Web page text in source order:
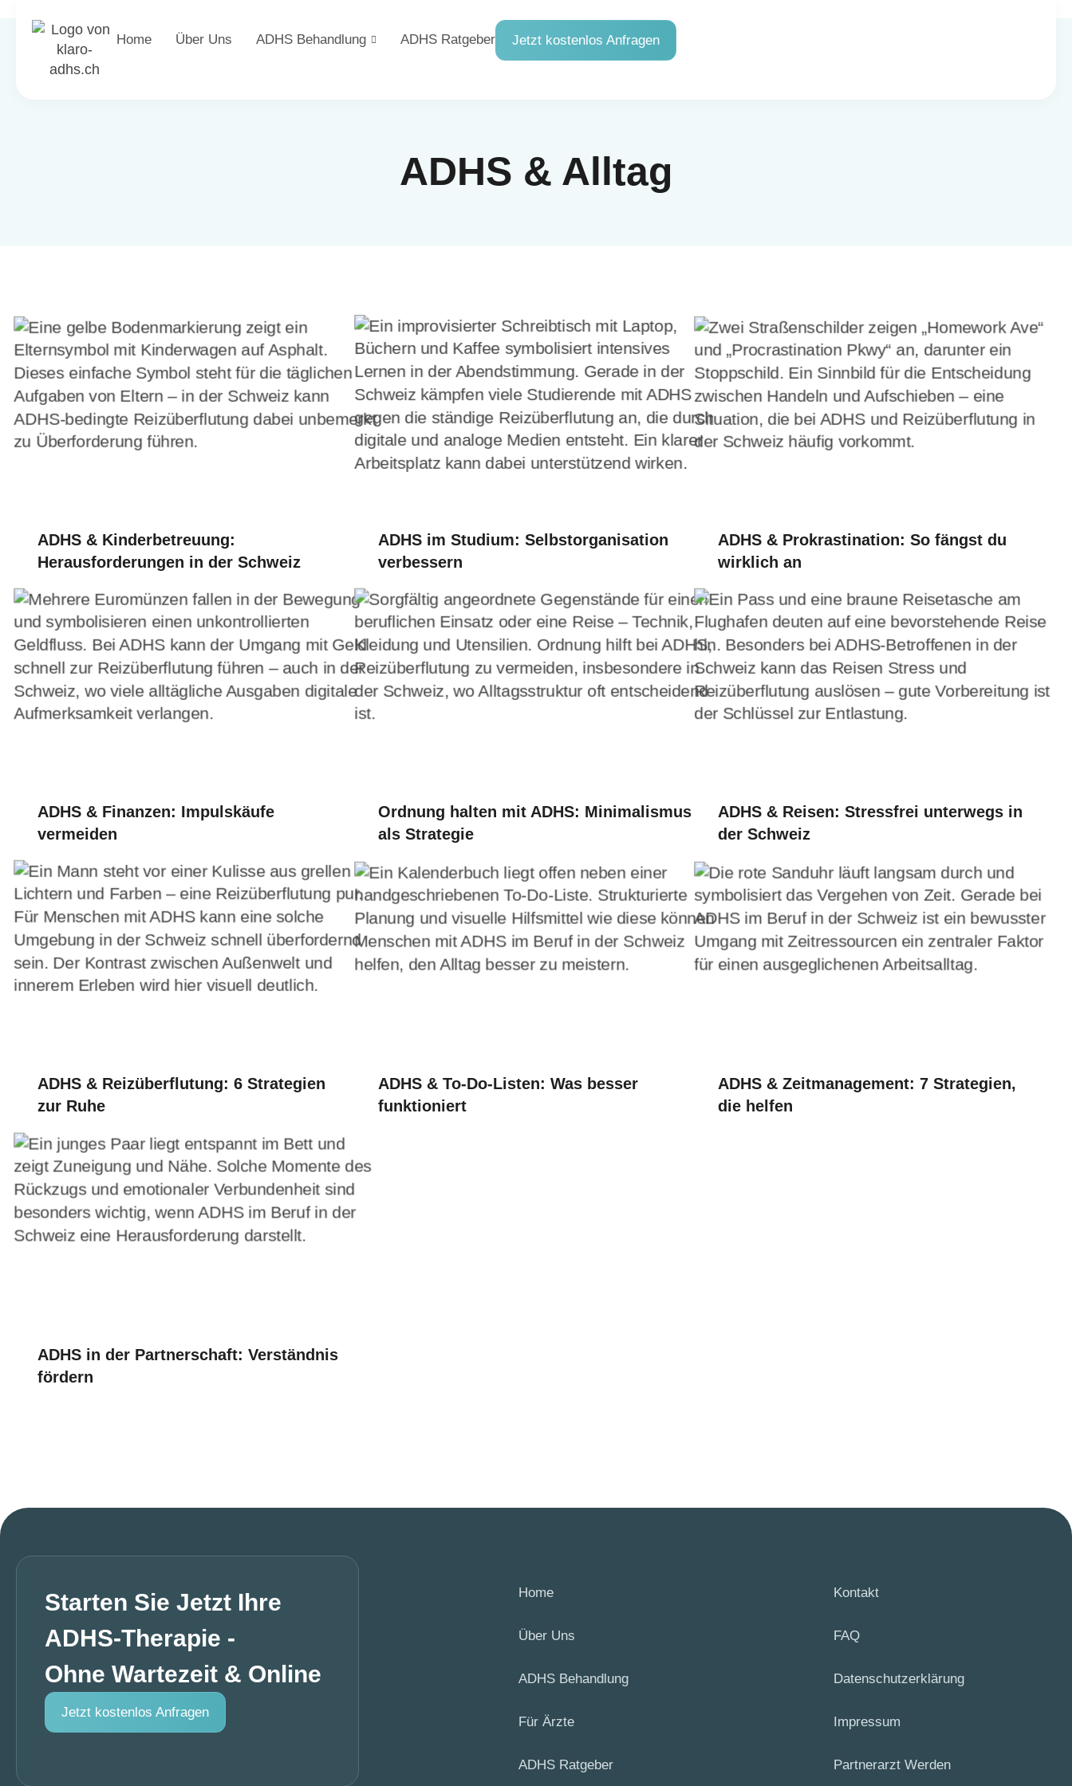
Home Über Uns ADHS Behandlung ADHS Ratgeber Jetzt kostenlos Anfragen
ADHS & Alltag
ADHS & Kinderbetreuung:
Herausforderungen in der Schweiz
ADHS im Studium: Selbstorganisation
verbessern
ADHS & Prokrastination: So fängst du
wirklich an
ADHS & Finanzen: Impulskäufe
vermeiden
Ordnung halten mit ADHS: Minimalismus
als Strategie
ADHS & Reisen: Stressfrei unterwegs in
der Schweiz
ADHS & Reizüberflutung: 6 Strategien
zur Ruhe
ADHS & To-Do-Listen: Was besser
funktioniert
ADHS & Zeitmanagement: 7 Strategien,
die helfen
ADHS in der Partnerschaft: Verständnis
fördern
Starten Sie Jetzt Ihre
ADHS-Therapie -
Ohne Wartezeit & Online
Jetzt kostenlos Anfragen
Home
Über Uns
ADHS Behandlung
Für Ärzte
ADHS Ratgeber
Kontakt
FAQ
Datenschutzerklärung
Impressum
Partnerarzt Werden